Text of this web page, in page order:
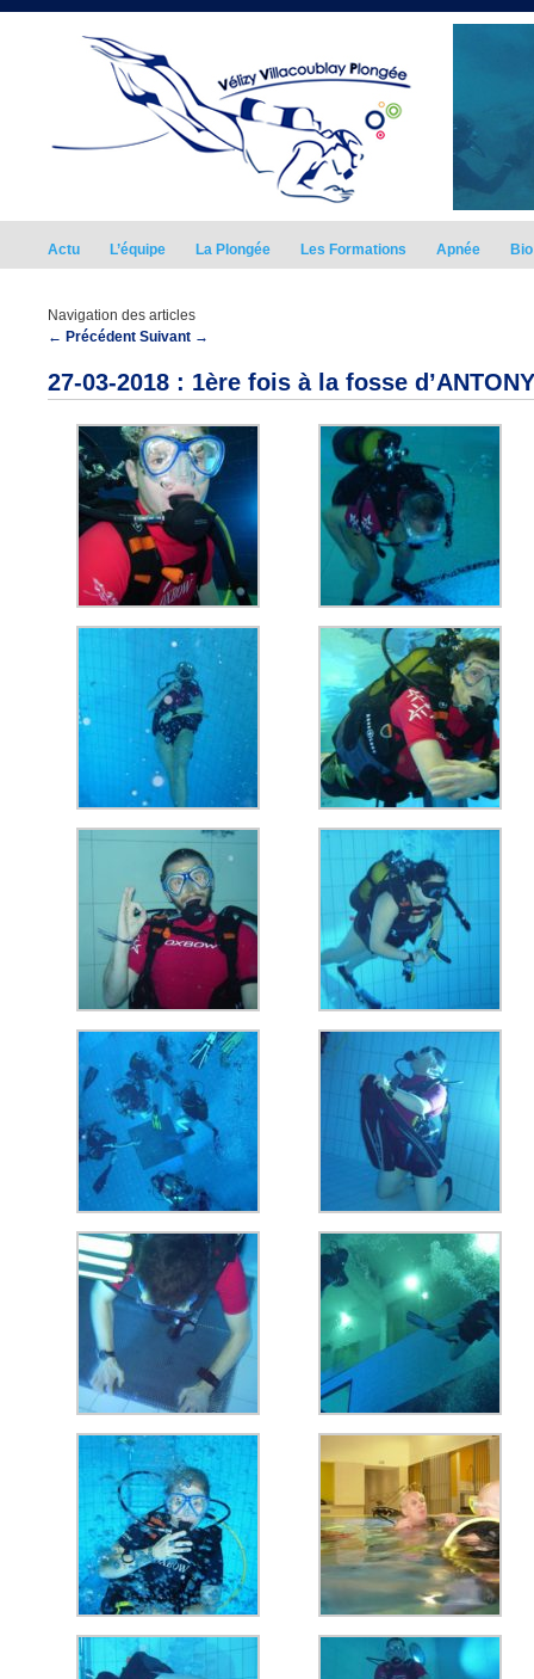
Actu L’équipe La Plongée Les Formations Apnée Bio
Navigation des articles
← Précédent Suivant →
27-03-2018 : 1ère fois à la fosse d’ANTONY